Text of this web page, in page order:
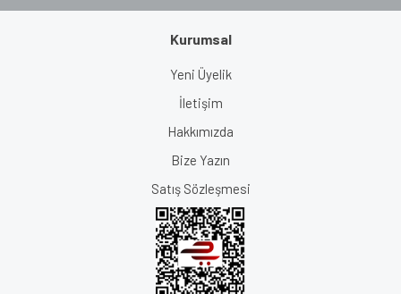
Kurumsal
Yeni Üyelik
İletişim
Hakkımızda
Bize Yazın
Satış Sözleşmesi